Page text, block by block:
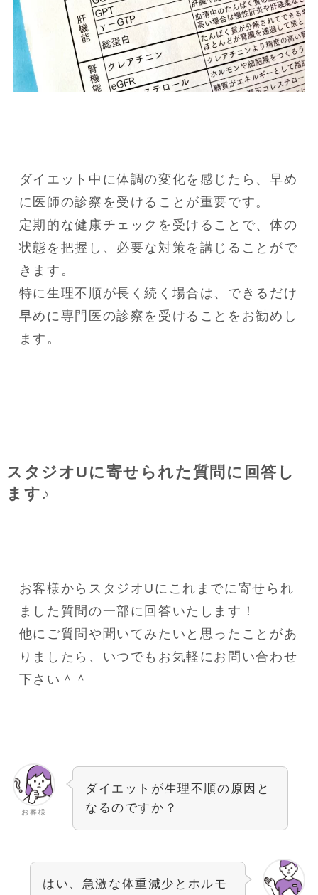
ダイエット中に体調の変化を感じたら、早め
に医師の診察を受けることが重要です。
定期的な健康チェックを受けることで、体の
状態を把握し、必要な対策を講じることがで
きます。
特に生理不順が長く続く場合は、できるだけ
早めに専門医の診察を受けることをお勧めし
ます。
スタジオUに寄せられた質問に回答し
ます♪
お客様からスタジオUにこれまでに寄せられ
ました質問の一部に回答いたします！
他にご質問や聞いてみたいと思ったことがあ
りましたら、いつでもお気軽にお問い合わせ
下さい＾＾
お客様
ダイエットが生理不順の原因と
なるのですか？
はい、急激な体重減少とホルモ